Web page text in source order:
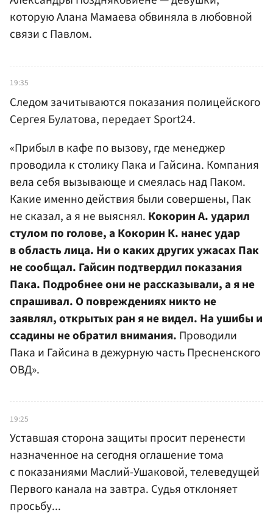
которую Алана Мамаева обвиняла в любовной
связи с Павлом.
19:35
Следом зачитываются показания полицейского
Сергея Булатова, передает Sport24.
«Прибыл в кафе по вызову, где менеджер
проводила к столику Пака и Гайсина. Компания
вела себя вызывающе и смеялась над Паком.
Какие именно действия были совершены, Пак
не сказал, а я не выяснял. Кокорин А. ударил
стулом по голове, а Кокорин К. нанес удар
в область лица. Ни о каких других ужасах Пак
не сообщал. Гайсин подтвердил показания
Пака. Подробнее они не рассказывали, а я не
спрашивал. О повреждениях никто не
заявлял, открытых ран я не видел. На ушибы и
ссадины не обратил внимания. Проводили
Пака и Гайсина в дежурную часть Пресненского
ОВД».
19:25
Уставшая сторона защиты просит перенести
назначенное на сегодня оглашение тома
с показаниями Маслий-Ушаковой, телеведущей
Первого канала на завтра. Судья отклоняет
просьбу...